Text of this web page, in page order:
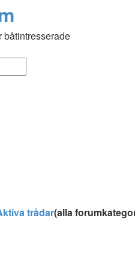
båtintresserade
trådar(alla